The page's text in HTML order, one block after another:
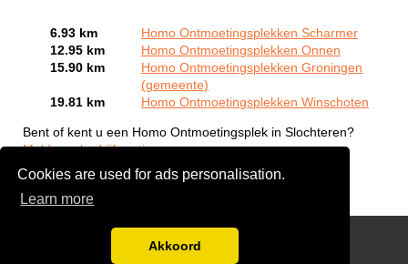
Cookies are used for ads personalisation.
Learn more
Akkoord
6.93 km
Homo Ontmoetingsplekken Scharmer
12.95 km
Homo Ontmoetingsplekken Onnen
15.90 km
Homo Ontmoetingsplekken Groningen
(gemeente)
19.81 km
Homo Ontmoetingsplekken Winschoten
Bent of kent u een Homo Ontmoetingsplek in Slochteren?
Meld een bedrijf gratis aan